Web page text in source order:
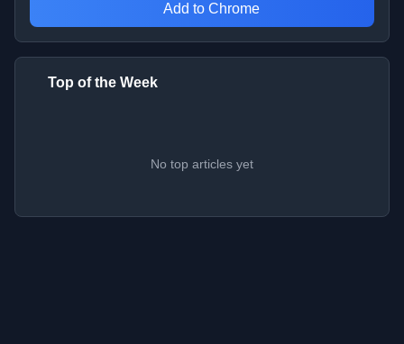
Add to Chrome
Top of the Week
No top articles yet